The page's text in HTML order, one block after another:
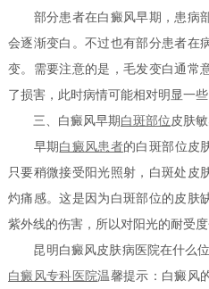
部分患者在白癜风早期，患病
会逐渐变白。不过也有部分患者在
变。需要注意的是，毛发变白通常
了损害，此时病情可能相对明显一些
三、白癜风早期 白斑部位皮肤
早期 白癜风患者的白斑部位皮
只要稍微接受阳光照射，白斑处皮
灼痛感。这是因为白斑部位的皮肤
紫外线的伤害，所以对阳光的耐受度
昆明白癜风皮肤病医院在什么位
白癜风专科医院温馨提示：白癜风